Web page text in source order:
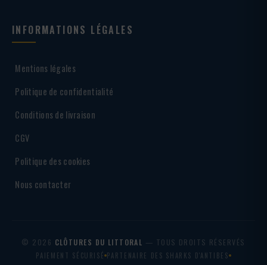
INFORMATIONS LÉGALES
Mentions légales
Politique de confidentialité
Conditions de livraison
CGV
Politique des cookies
Nous contacter
© 2026 CLÔTURES DU LITTORAL — TOUS DROITS RÉSERVÉS
PAIEMENT SÉCURISÉ PARTENAIRE DES SHARKS D'ANTIBES